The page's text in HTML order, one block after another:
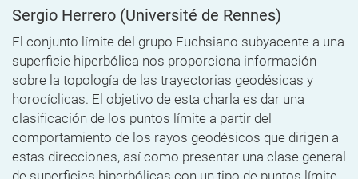
Sergio Herrero (Université de Rennes)
El conjunto límite del grupo Fuchsiano subyacente a una
superficie hiperbólica nos proporciona información
sobre la topología de las trayectorias geodésicas y
horocíclicas. El objetivo de esta charla es dar una
clasificación de los puntos límite a partir del
comportamiento de los rayos geodésicos que dirigen a
estas direcciones, así como presentar una clase general
de superficies hiperbólicas con un tipo de puntos límite